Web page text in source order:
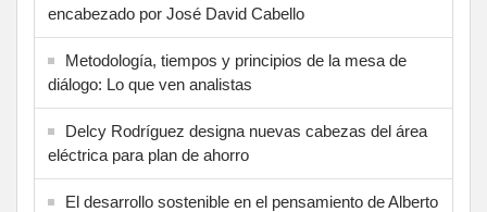
encabezado por José David Cabello
Metodología, tiempos y principios de la mesa de
diálogo: Lo que ven analistas
Delcy Rodríguez designa nuevas cabezas del área
eléctrica para plan de ahorro
El desarrollo sostenible en el pensamiento de Alberto